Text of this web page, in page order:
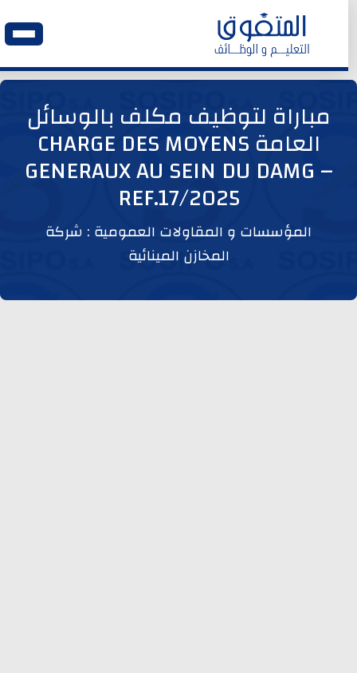
وظائف اليوم
وظائف عمومية
مباراة لتوظيف مكلف بالوسائل
العامة CHARGE DES MOYENS
GENERAUX AU SEIN DU DAMG –
REF.17/2025
المؤسسات و المقاولات العمومية : شركة
المخازن المينائية